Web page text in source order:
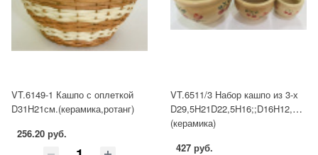
VT.6149-1 Кашпо с оплеткой
D31H21см.(керамика,ротанг)
256.20 руб.
VT.6511/3 Набор кашпо из 3-х
D29,5H21D22,5H16;;D16H12,5см.
(керамика)
427 руб.